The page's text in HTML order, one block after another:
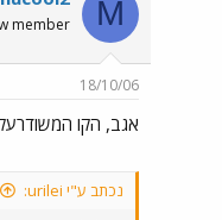
M
member
18/10/06
אגב, הקו
נכתב ע"י urilei: